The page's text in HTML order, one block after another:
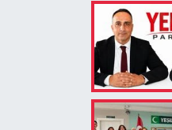
Uğurludağ Haberleri